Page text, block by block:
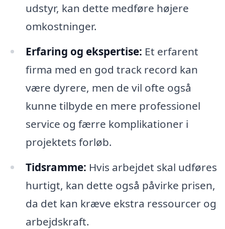
udstyr, kan dette medføre højere
omkostninger.
Erfaring og ekspertise: Et erfarent
firma med en god track record kan
være dyrere, men de vil ofte også
kunne tilbyde en mere professionel
service og færre komplikationer i
projektets forløb.
Tidsramme: Hvis arbejdet skal udføres
hurtigt, kan dette også påvirke prisen,
da det kan kræve ekstra ressourcer og
arbejdskraft.